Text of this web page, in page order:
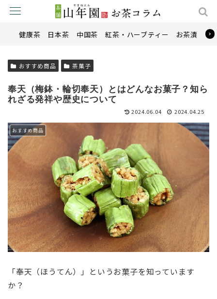
健康茶 日本茶 中国茶 紅茶・ハーブティー お茶漬け
おすすめ商品 茶菓子
奉天（梅鉢・輪切奉天）とはどんなお菓子？知ら
れざる発祥や歴史について
2024.06.04 2024.04.25
おすすめ商品
「奉天（ほうてん）」というお菓子を知っています
か？